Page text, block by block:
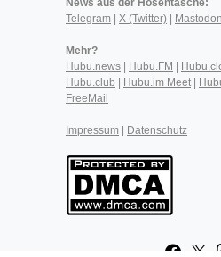
News aus der Hosentasche:
Telegram
X (Twitter) Mastodon
Mehr?
Hubu.news
Hubu.FM
Hubu.club
Hubu.im Meet|
FreeMail
Impressum Datenschutz